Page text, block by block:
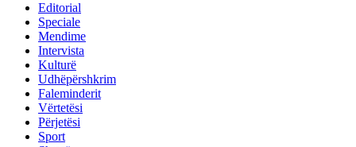
Editorial
Speciale
Mendime
Intervista
Kulturë
Udhëpërshkrim
Faleminderit
Vërtetësi
Përjetësi
Sport